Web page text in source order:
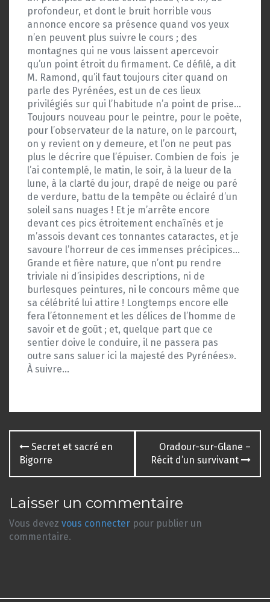
profondeur, et dont le bruit horrible vous
annonce encore sa présence quand vos yeux
n’en peuvent plus suivre le cours ; des
montagnes qui ne vous laissent apercevoir
qu’un point étroit du firmament. Ce défilé, a dit
M. Ramond, qu’il faut toujours citer quand on
parle des Pyrénées, est un de ces lieux
privilégiés sur qui l’habitude n’a point de prise…
Toujours nouveau pour le peintre, pour le poète,
pour l’observateur de la nature, on le parcourt,
on y revient on y demeure, et l’on ne peut pas
plus le décrire que l’épuiser. Combien de fois je
l’ai contemplé, le matin, le soir, à la lueur de la
lune, à la clarté du jour, drapé de neige ou paré
de verdure, battu de la tempête ou éclairé d’un
soleil sans nuages ! Et je m’arrête encore
devant ces pics étroitement enchaînés et je
m’assois devant ces tonnantes cataractes, et je
savoure l’horreur de ces immenses précipices…
Grande et fière nature, que n’ont pu rendre
triviale ni d’insipides descriptions, ni de
burlesques peintures, ni le concours même que
sa célébrité lui attire ! Longtemps encore elle
fera l’étonnement et les délices de l’homme de
savoir et de goût ; et, quelque part que ce
sentier doive le conduire, il ne passera pas
outre sans saluer ici la majesté des Pyrénées».
À suivre…
Navigation
des
articles
Secret et sacré en
Bigorre
Oradour-sur-Glane –
Récit d’un survivant
Laisser un commentaire
Vous devez vous connecter pour publier un
commentaire.